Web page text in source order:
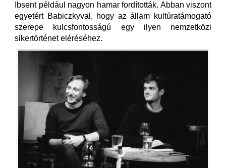
Ibsent például nagyon hamar fordították. Abban viszont
egyetért Babiczkyval, hogy az állam kultúratámogató
szerepe kulcsfontosságú egy ilyen nemzetközi
sikertörténet eléréséhez.